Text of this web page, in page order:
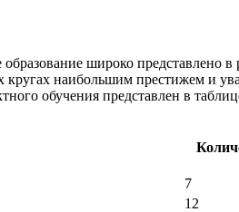
широко представлено в
наибольшим престижем и
обучения представлен в
7
12